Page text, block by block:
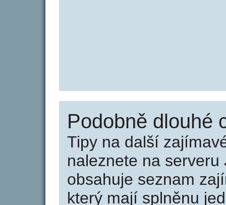
Podobně dlouhé
Tipy na další
naleznete na serveru
obsahuje seznam
který mají splněnu